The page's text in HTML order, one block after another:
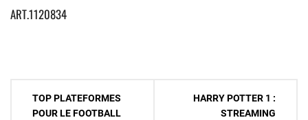
ART.1120834
Navigation
TOP PLATEFORMES
POUR LE FOOTBALL
HARRY POTTER 1 :
STREAMING